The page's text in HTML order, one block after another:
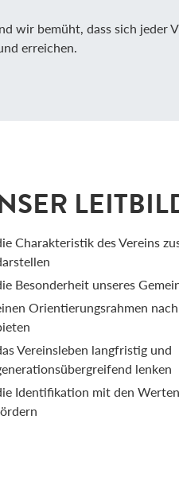
wir bemüht, dass sich jeder
erreichen.
Charakteristik des Vereins
Besonderheit unseres
Orientierungsrahmen
Vereinsleben langfristig und
lenken
Identifikation mit den